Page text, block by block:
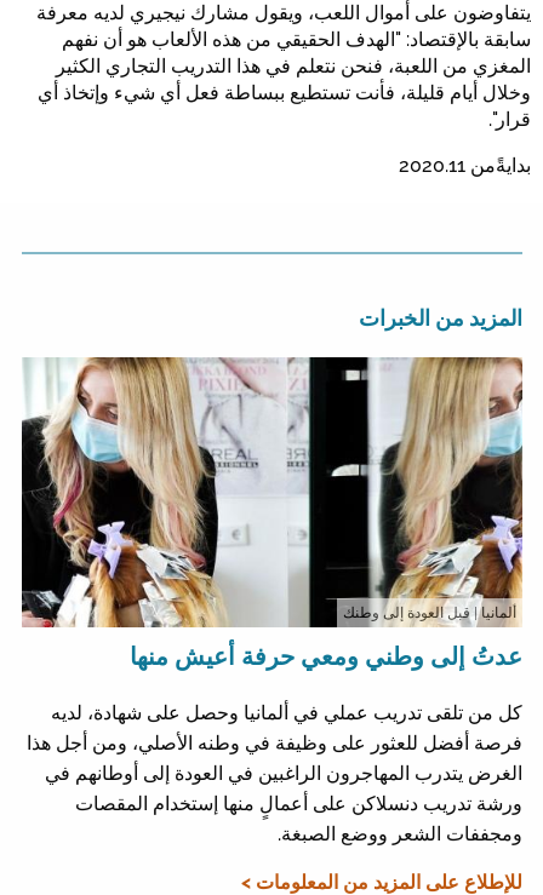
يتفاوضون على أموال اللعب، ويقول مشارك نيجيري لديه معرفة
سابقة بالإقتصاد: "الهدف الحقيقي من هذه الألعاب هو أن نفهم
المغزي من اللعبة، فنحن نتعلم في هذا التدريب التجاري الكثير
وخلال أيام قليلة، فأنت تستطيع ببساطة فعل أي شيء وإتخاذ أي
قرار".
بدايةًمن 2020.11
المزيد من الخبرات
ألمانيا| قبل العودة إلى وطنك
عدتُ إلى وطني ومعي حرفة أعيش منها
كل من تلقى تدريب عملي في ألمانيا وحصل على شهادة، لديه
فرصة أفضل للعثور على وظيفة في وطنه الأصلي، ومن أجل هذا
الغرض يتدرب المهاجرون الراغبين في العودة إلى أوطانهم في
ورشة تدريب دنسلاكن على أعمالٍ منها إستخدام المقصات
ومجففات الشعر ووضع الصبغة.
للإطلاع على المزيد من المعلومات >